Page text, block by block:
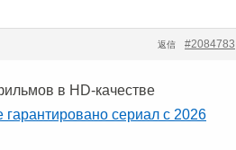
#2084783
返信
в HD-качестве
гарантировано сериал с 2026